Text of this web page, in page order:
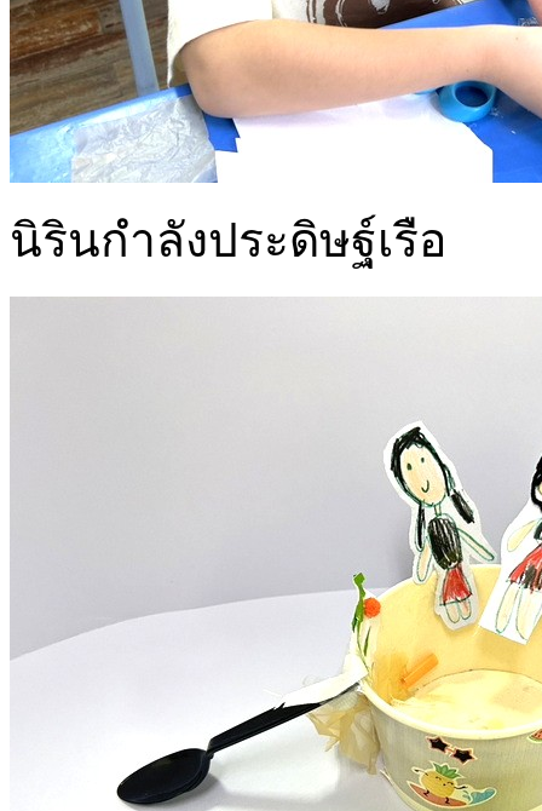
นิรินกำลังประดิษฐ์เรือ